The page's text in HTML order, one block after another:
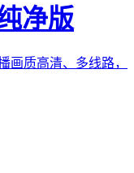
净版
画质高清、多线路，